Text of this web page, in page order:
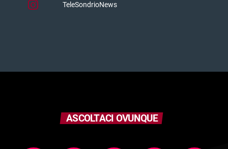
TeleSondrioNews
ASCOLTACI OVUNQUE